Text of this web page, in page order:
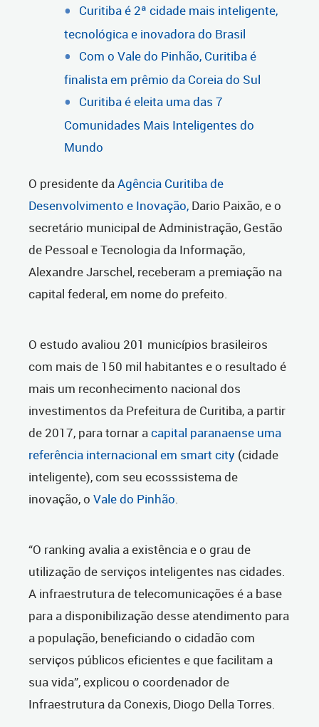
Curitiba é 2ª cidade mais inteligente,
tecnológica e inovadora do Brasil
Com o Vale do Pinhão, Curitiba é
finalista em prêmio da Coreia do Sul
Curitiba é eleita uma das 7
Comunidades Mais Inteligentes do
Mundo
O presidente daAgência Curitiba de
Desenvolvimento e Inovação, Dario Paixão, e o
secretário municipal de Administração, Gestão
de Pessoal e Tecnologia da Informação,
Alexandre Jarschel, receberam a premiação na
capital federal, em nome do prefeito.
O estudo avaliou 201 municípios brasileiros
com mais de 150 mil habitantes e o resultado é
mais um reconhecimento nacional dos
investimentos da Prefeitura de Curitiba, a partir
de 2017, para tornar acapital paranaense uma
referência internacional em smart city (cidade
inteligente), com seu ecosssistema de
inovação, o Vale do Pinhão.
“O ranking avalia a existência e o grau de
utilização de serviços inteligentes nas cidades.
A infraestrutura de telecomunicações é a base
para a disponibilização desse atendimento para
a população, beneficiando o cidadão com
serviços públicos eficientes e que facilitam a
sua vida”, explicou o coordenador de
Infraestrutura da Conexis, Diogo Della Torres.